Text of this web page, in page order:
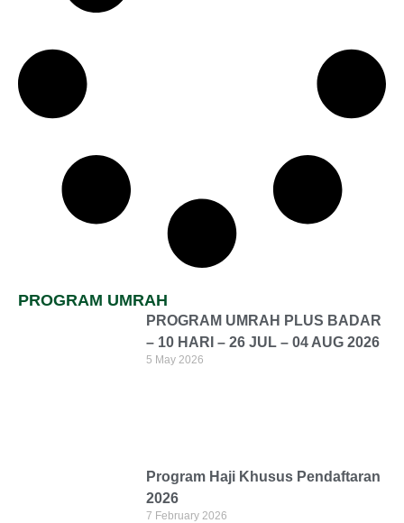
PROGRAM UMRAH
PROGRAM UMRAH PLUS BADAR
– 10 HARI – 26 JUL – 04 AUG 2026
5 May 2026
Program Haji Khusus Pendaftaran
2026
7 February 2026